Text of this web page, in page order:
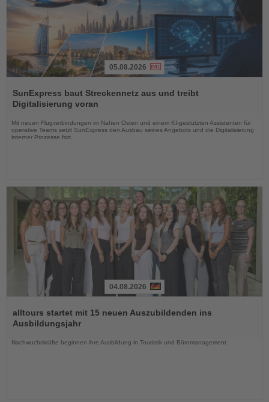
Sie
die
Nachrichten
05.08.2026
SunExpress baut Streckennetz aus und treibt
Digitalisierung voran
Mit neuen Flugverbindungen im Nahen Osten und einem KI-gestützten Assistenten für
operative Teams setzt SunExpress den Ausbau seines Angebots und die Digitalisierung
interner Prozesse fort.
Sie
die
04.08.2026
alltours startet mit 15 neuen Auszubildenden ins
Ausbildungsjahr
Nachwuchskräfte beginnen ihre Ausbildung in Touristik und Büromanagement